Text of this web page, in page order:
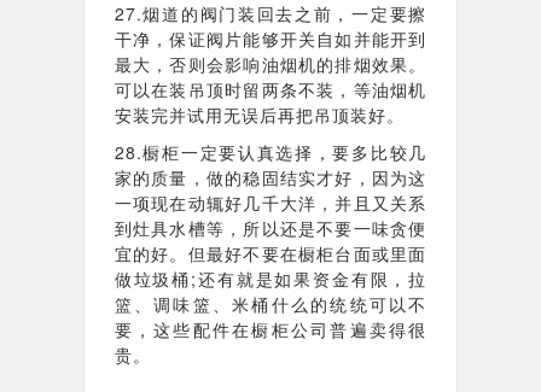
27.烟道的阀门装回去之前，一定要擦
干净，保证阀片能够开关自如并能开到
最大，否则会影响油烟机的排烟效果。
可以在装吊顶时留两条不装，等油烟机
安装完并试用无误后再把吊顶装好。
28.橱柜一定要认真选择，要多比较几
家的质量，做的稳固结实才好，因为这
一项现在动辄好几千大洋，并且又关系
到灶具水槽等，所以还是不要一味贪便
宜的好。但最好不要在橱柜台面或里面
做垃圾桶;还有就是如果资金有限，拉
篮、调味篮、米桶什么的统统可以不
要，这些配件在橱柜公司普遍卖得很
贵。